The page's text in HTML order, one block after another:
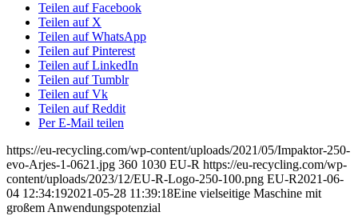
Teilen auf Facebook
Teilen auf X
Teilen auf WhatsApp
Teilen auf Pinterest
Teilen auf LinkedIn
Teilen auf Tumblr
Teilen auf Vk
Teilen auf Reddit
Per E-Mail teilen
https://eu-recycling.com/wp-content/uploads/2021/05/Impaktor-250-
evo-Arjes-1-0621.jpg 360 1030 EU-R https://eu-recycling.com/wp-
content/uploads/2023/12/EU-R-Logo-250-100.png EU-R2021-06-
04 12:34:192021-05-28 11:39:18Eine vielseitige Maschine mit
großem Anwendungspotenzial